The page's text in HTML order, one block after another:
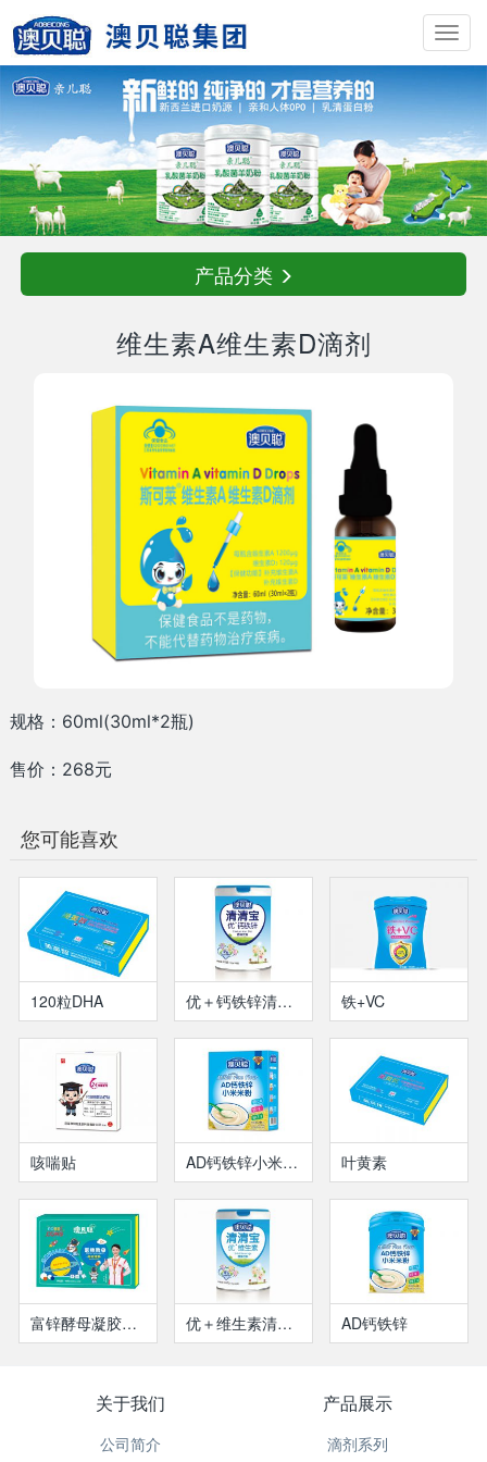
产品分类
维生素A维生素D滴剂
规格：60ml(30ml*2瓶)
售价：268元
您可能喜欢
120粒DHA 优＋钙铁锌清清宝 铁+VC
咳喘贴 AD钙铁锌小米米粉 叶黄素
富锌酵母凝胶糖果 优＋维生素清清宝 AD钙铁锌
关于我们
公司简介
产品展示
滴剂系列